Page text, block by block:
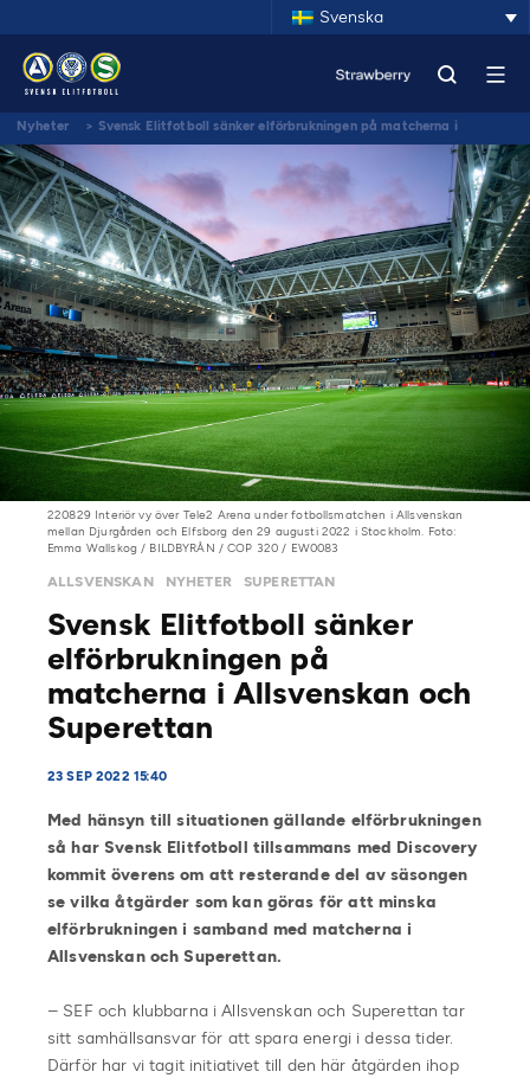
Svenska
Nyheter > Svensk Elitfotboll sänker elförbrukningen på matcherna i
Allsvenskan och Superettan
220829 Interiör vy över Tele2 Arena under fotbollsmatchen i Allsvenskan
mellan Djurgården och Elfsborg den 29 augusti 2022 i Stockholm. Foto:
Emma Wallskog / BILDBYRÅN / COP 320 / EW0083
ALLSVENSKAN NYHETER SUPERETTAN
Svensk Elitfotboll sänker
elförbrukningen på
matcherna i Allsvenskan och
Superettan
23 SEP 2022 15:40
Med hänsyn till situationen gällande elförbrukningen
så har Svensk Elitfotboll tillsammans med Discovery
kommit överens om att resterande del av säsongen
se vilka åtgärder som kan göras för att minska
elförbrukningen i samband med matcherna i
Allsvenskan och Superettan.
– SEF och klubbarna i Allsvenskan och Superettan tar
sitt samhällsansvar för att spara energi i dessa tider.
Därför har vi tagit initiativet till den här åtgärden ihop